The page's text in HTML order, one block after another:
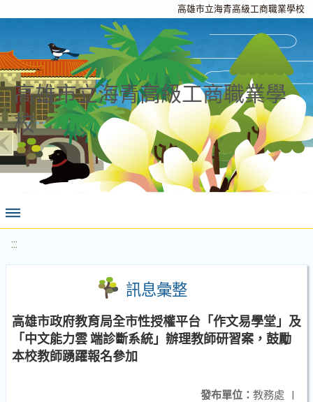
高雄市立海青高級工商職業學校
高雄市立海青高級工商職業學
校
:::
訊息彙整
高雄市政府教育局全市性授權平台「作文易學堂」及
「中文能力雲 端診斷系統」辦理教師研習案，鼓勵
本校教師踴躍報名參加
發布單位： 教務處 |